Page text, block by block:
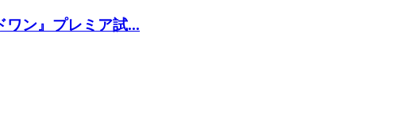
ワン』プレミア試...